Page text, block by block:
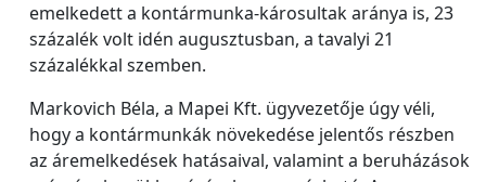
emelkedett a kontármunka-károsultak aránya is, 23
százalék volt idén augusztusban, a tavalyi 21
százalékkal szemben.
Markovich Béla, a Mapei Kft. ügyvezetője úgy véli,
hogy a kontármunkák növekedése jelentős részben
az áremelkedések hatásaival, valamint a beruházások